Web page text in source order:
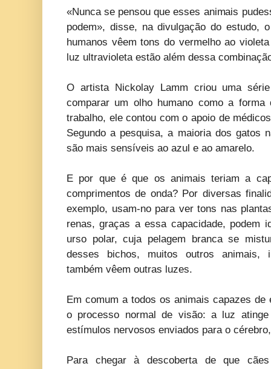
«Nunca se pensou que esses animais
podem», disse, na divulgação do estudo,
humanos vêem tons do vermelho ao
luz ultravioleta estão além dessa
O artista Nickolay Lamm criou uma
comparar um olho humano como a
trabalho, ele contou com o apoio de
Segundo a pesquisa, a maioria dos gatos
são mais sensíveis ao azul e ao amarelo.
E por que é que os animais teriam a
comprimentos de onda? Por diversas
exemplo, usam-no para ver tons nas
renas, graças a essa capacidade, podem
urso polar, cuja pelagem branca se
desses bichos, muitos outros animais,
também vêem outras luzes.
Em comum a todos os animais capazes
o processo normal de visão: a luz
estímulos nervosos enviados para o
Para chegar à descoberta de que